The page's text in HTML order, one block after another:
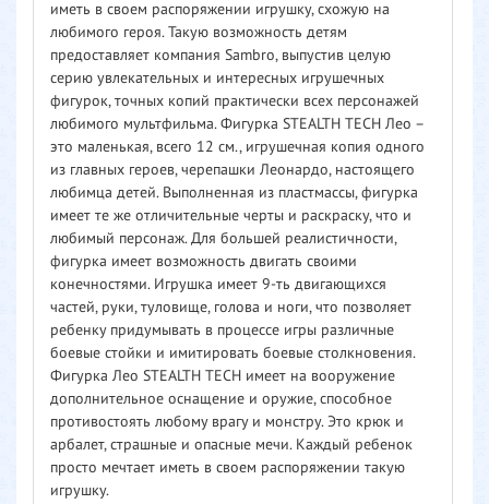
иметь в своем распоряжении игрушку, схожую на
любимого героя. Такую возможность детям
предоставляет компания Sambro, выпустив целую
серию увлекательных и интересных игрушечных
фигурок, точных копий практически всех персонажей
любимого мультфильма. Фигурка STEALTH TECH Лео –
это маленькая, всего 12 см., игрушечная копия одного
из главных героев, черепашки Леонардо, настоящего
любимца детей. Выполненная из пластмассы, фигурка
имеет те же отличительные черты и раскраску, что и
любимый персонаж. Для большей реалистичности,
фигурка имеет возможность двигать своими
конечностями. Игрушка имеет 9-ть двигающихся
частей, руки, туловище, голова и ноги, что позволяет
ребенку придумывать в процессе игры различные
боевые стойки и имитировать боевые столкновения.
Фигурка Лео STEALTH TECH имеет на вооружение
дополнительное оснащение и оружие, способное
противостоять любому врагу и монстру. Это крюк и
арбалет, страшные и опасные мечи. Каждый ребенок
просто мечтает иметь в своем распоряжении такую
игрушку.